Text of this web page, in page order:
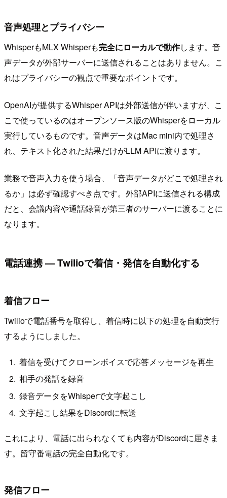
音声処理とプライバシー
WhisperもMLX Whisperも完全にローカルで動作します。音
声データが外部サーバーに送信されることはありません。こ
れはプライバシーの観点で重要なポイントです。
OpenAIが提供するWhisper APIは外部送信が伴いますが、こ
こで使っているのはオープンソース版のWhisperをローカル
実行しているものです。音声データはMac mini内で処理さ
れ、テキスト化された結果だけがLLM APIに渡ります。
業務で音声入力を使う場合、「音声データがどこで処理され
るか」は必ず確認すべき点です。外部APIに送信される構成
だと、会議内容や通話録音が第三者のサーバーに渡ることに
なります。
電話連携 — Twilioで着信・発信を自動化する
着信フロー
Twilioで電話番号を取得し、着信時に以下の処理を自動実行
するようにしました。
着信を受けてクローンボイスで応答メッセージを再生
相手の発話を録音
録音データをWhisperで文字起こし
文字起こし結果をDiscordに転送
これにより、電話に出られなくても内容がDiscordに届きま
す。留守番電話の完全自動化です。
発信フロー